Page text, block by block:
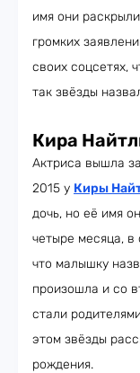
имя они
громких
своих соцсетях,
так звёзды
Кира
Актриса вышла
2015 у Киры
дочь, но её имя
четыре месяца,
что малышку
произошла и со
стали
этом звёзды
рождения.